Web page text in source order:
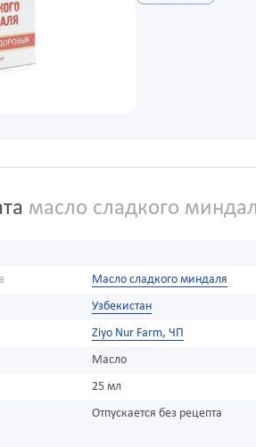
масло сладкого
Масло сладкого миндаля
Узбекистан
Ziyo Nur Farm, ЧП
Масло
25 мл
Отпускается без рецепта